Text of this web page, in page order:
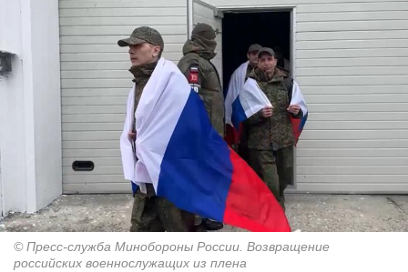
© Пресс-служба Минобороны России. Возвращение
российских военнослужащих из плена